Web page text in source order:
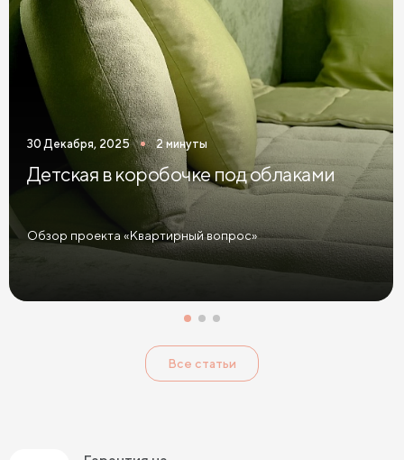
30 Декабря, 2025 2 минуты
Детская в коробочке под облаками
Обзор проекта «Квартирный вопрос»
Все статьи